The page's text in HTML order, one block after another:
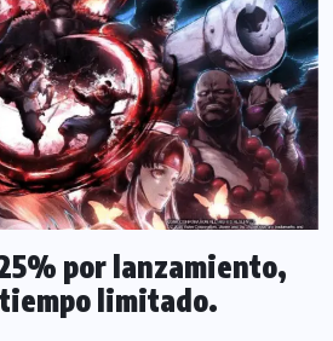
por lanzamiento,
limitado.